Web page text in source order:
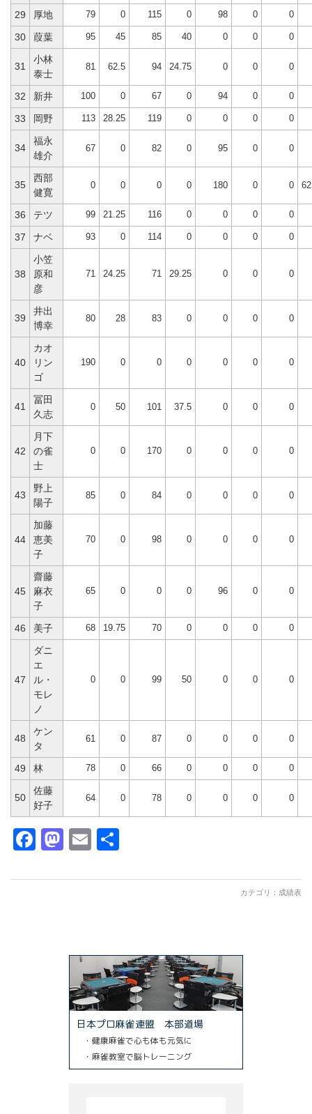
29 厚地 79 0 115 0 98 0 0
30 葭葉 95 45 85 40 0 0 0
31
小林
泰士
81 62.5 94 24.75 0 0 0
32 新井 100 0 67 0 94 0 0
33 岡野 113 28.25 119 0 0 0 0
34
福永
雄介
67 0 82 0 95 0 0
35
西部
健寛
0 0 0 0 180 0 0
36 テツ 99 21.25 116 0 0 0 0
37 ナベ 93 0 114 0 0 0 0
38
小笠
原和
彦
71 24.25 71 29.25 0 0 0
39
井出
博幸
80 28 83 0 0 0 0
40
カオ
リン
ゴ
190 0 0 0 0 0 0
41
冨田
久志
0 50 101 37.5 0 0 0
42
月下
の雀
士
0 0 170 0 0 0 0
43
野上
陽子
85 0 84 0 0 0 0
44
加藤
恵美
子
70 0 98 0 0 0 0
45
齋藤
麻衣
子
65 0 0 0 96 0 0
46 美子 68 19.75 70 0 0 0 0
47
ダニ
エ
ル・
モレ
ノ
0 0 99 50 0 0 0
48
ケン
タ
61 0 87 0 0 0 0
49 林 78 0 66 0 0 0 0
50
佐藤
好子
64 0 78 0 0 0 0
Facebook
Mastodon
Email
カテゴリ： 成績表
日本プロ麻雀連盟 本部道場
・健康麻雀で心も体も元気に
・麻雀教室で脳トレーニング